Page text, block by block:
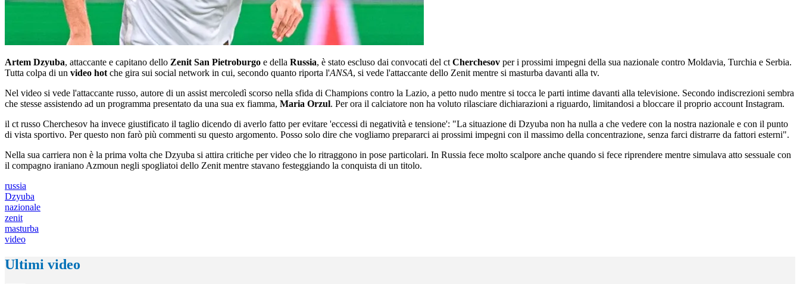
Artem Dzyuba, attaccante e capitano dello Zenit San Pietroburgo e della Russia, è stato escluso dai convocati del ct Cherchesov per i prossimi impegni della sua nazionale contro Moldavia, Turchia e Serbia.
Tutta colpa di un video hot che gira sui social network in cui, secondo quanto riporta l'ANSA, si vede l'attaccante dello Zenit mentre si masturba davanti alla tv.
Nel video si vede l'attaccante russo, autore di un assist mercoledì scorso nella sfida di Champions contro la Lazio, a petto nudo mentre si tocca le parti intime davanti alla televisione. Secondo indiscrezioni sembra
che stesse assistendo ad un programma presentato da una sua ex fiamma, Maria Orzul. Per ora il calciatore non ha voluto rilasciare dichiarazioni a riguardo, limitandosi a bloccare il proprio account Instagram.
il ct russo Cherchesov ha invece giustificato il taglio dicendo di averlo fatto per evitare 'eccessi di negatività e tensione': "La situazione di Dzyuba non ha nulla a che vedere con la nostra nazionale e con il punto
di vista sportivo. Per questo non farò più commenti su questo argomento. Posso solo dire che vogliamo prepararci ai prossimi impegni con il massimo della concentrazione, senza farci distrarre da fattori esterni".
Nella sua carriera non è la prima volta che Dzyuba si attira critiche per video che lo ritraggono in pose particolari. In Russia fece molto scalpore anche quando si fece riprendere mentre simulava atto sessuale con
il compagno iraniano Azmoun negli spogliatoi dello Zenit mentre stavano festeggiando la conquista di un titolo.
russia
Dzyuba
nazionale
zenit
masturba
video
Ultimi video